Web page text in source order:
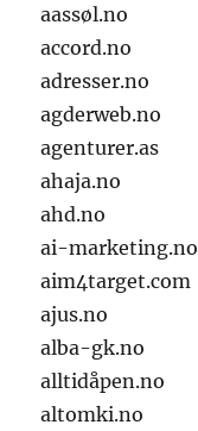
aassøl.no
accord.no
adresser.no
agderweb.no
agenturer.as
ahaja.no
ahd.no
ai-marketing.no
aim4target.com
ajus.no
alba-gk.no
alltidåpen.no
altomki.no